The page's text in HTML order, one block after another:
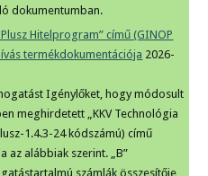
dokumentumban.
Hitelprogram” című (GINOP
termékdokumentációja 2026-
Igénylőket, hogy módosult
meghirdetett „KKV Technológia
1.4.3-24 kódszámú) című
az alábbiak szerint. „B”
számlák összesítője